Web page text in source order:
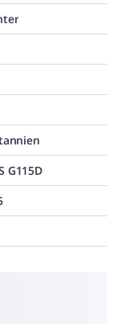
G115D